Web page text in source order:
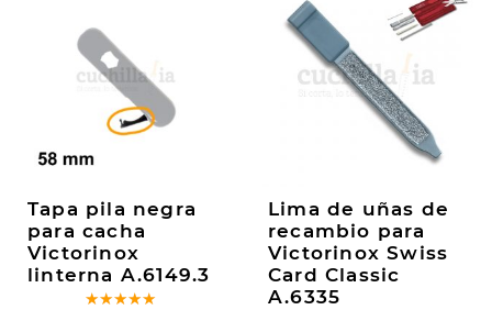
Tapa pila negra
para cacha
Victorinox
linterna A.6149.3
Lima de uñas de
recambio para
Victorinox Swiss
Card Classic
A.6335